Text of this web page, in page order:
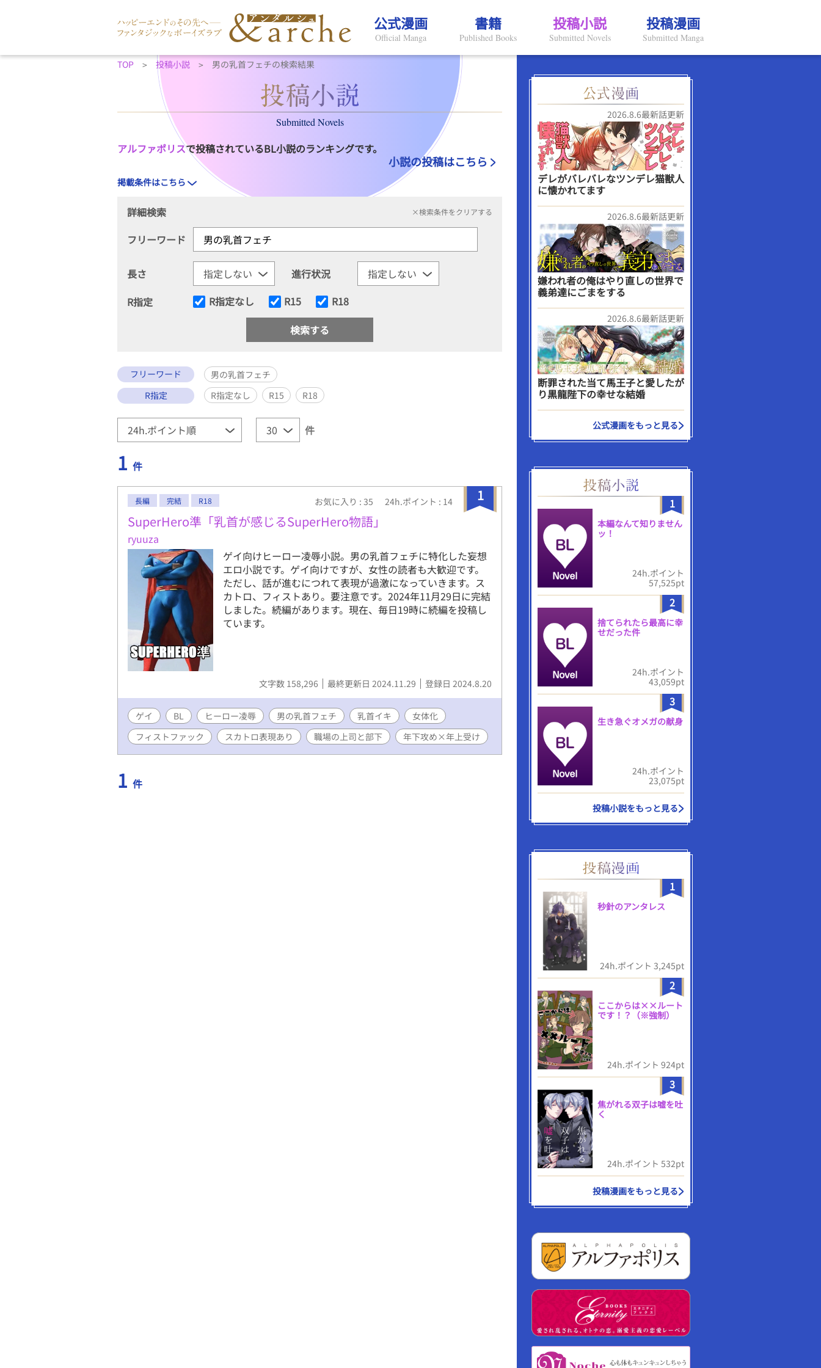
公式漫画
Official Manga
書籍
Published Books
投稿小説
Submitted Novels
投稿漫画
Submitted Manga
TOP 投稿小説 男の乳首フェチの検索結果
Submitted Novels
アルファポリスで投稿されているBL小説のランキングです。
小説の投稿はこちら
掲載条件はこちら
詳細検索 ×検索条件をクリアする
フリーワード
長さ
進行状況
R指定
R指定なし R15 R18
フリーワード
男の乳首フェチ
R指定
R指定なし R15 R18
件
1 件
1
長編 完結 R18 お気に入り : 35 24h.ポイント : 14
SuperHero準「乳首が感じるSuperHero物語」
ryuuza
ゲイ向けヒーロー凌辱小説。男の乳首フェチに特化した妄想
エロ小説です。ゲイ向けですが、女性の読者も大歓迎です。
ただし、話が進むにつれて表現が過激になっていきます。ス
カトロ、フィストあり。要注意です。2024年11月29日に完結
しました。続編があります。現在、毎日19時に続編を投稿し
ています。
文字数 158,296 最終更新日 2024.11.29 登録日 2024.8.20
ゲイ BL ヒーロー凌辱 男の乳首フェチ 乳首イキ
女体化
フィストファック
スカトロ表現あり 職場の上司と部下 年下攻め×年上受け
1 件
2026.8.6最新話更新
デレがバレバレなツンデレ猫獣人
に懐かれてます
2026.8.6最新話更新
嫌われ者の俺はやり直しの世界で
義弟達にごまをする
2026.8.6最新話更新
断罪された当て馬王子と愛したが
り黒龍陛下の幸せな結婚
公式漫画をもっと見る
1
本編なんて知りません
ッ！
24h.ポイント
57,525pt
2
捨てられたら最高に幸
せだった件
24h.ポイント
43,059pt
3
生き急ぐオメガの献身
24h.ポイント
23,075pt
投稿小説をもっと見る
1
秒針のアンタレス
24h.ポイント 3,245pt
2
ここからは××ルート
です！？（※強制）
24h.ポイント 924pt
3
焦がれる双子は嘘を吐
く
24h.ポイント 532pt
投稿漫画をもっと見る